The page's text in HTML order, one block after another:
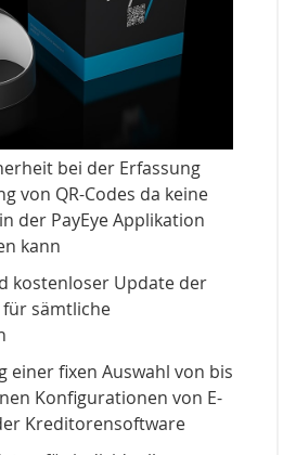
bei der Erfassung
von QR-Codes da keine
der PayEye Applikation
kann
kostenloser Update der
für sämtliche
einer fixen Auswahl von bis
Konfigurationen von E-
Kreditorensoftware